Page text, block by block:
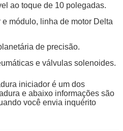
ao toque de 10 polegadas.
módulo, linha de motor Delta
de precisão.
e válvulas solenoides.
iniciador é um dos
e abaixo informações são
você envia inquérito